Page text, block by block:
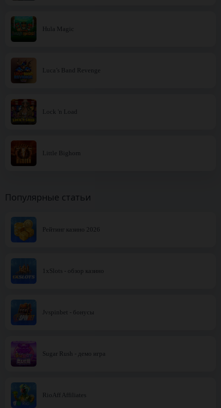
Hula Magic
Luca’s Band Revenge
Lock 'n Load
Little Bighorn
Популярные статьи
Рейтинг казино 2026
1xSlots - обзор казино
Jvspinbet - бонусы
Sugar Rush - демо игра
RioAff Affiliates